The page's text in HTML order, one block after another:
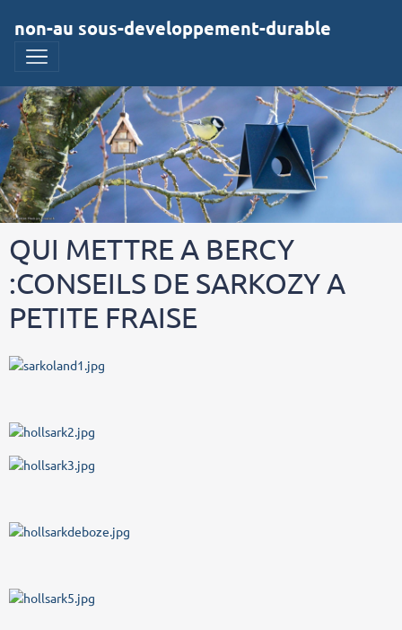
non-au sous-developpement-durable
QUI METTRE A BERCY
:CONSEILS DE SARKOZY A
PETITE FRAISE